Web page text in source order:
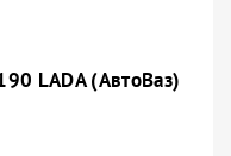
LADA (АвтоВаз)